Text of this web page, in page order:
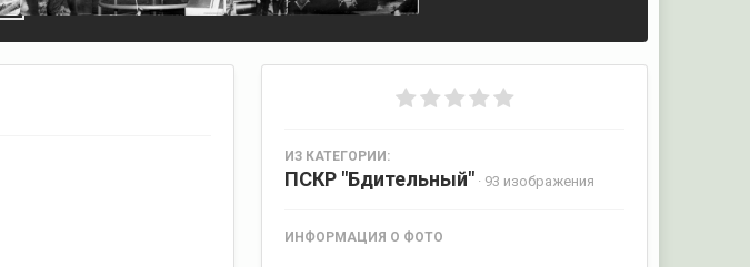
ИЗ КАТЕГОРИИ:
ПСКР "Бдительный" · 93 изображения
ИНФОРМАЦИЯ О ФОТО